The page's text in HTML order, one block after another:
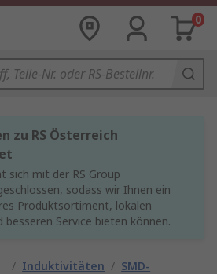
0
zu RS Österreich
sich mit der RS Group
sodass wir Ihnen ein
Produktsortiment, lokalen
besseren Service bieten können.
/ Induktivitäten / SMD-